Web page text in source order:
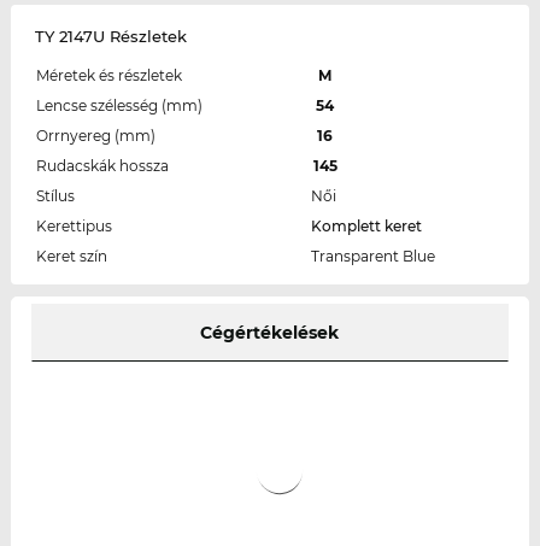
TY 2147U Részletek
Méretek és részletek
M
Lencse szélesség (mm)
54
Orrnyereg (mm)
16
Rudacskák hossza
145
Stílus
Női
Kerettipus
Komplett keret
Keret szín
Transparent Blue
Cégértékelések